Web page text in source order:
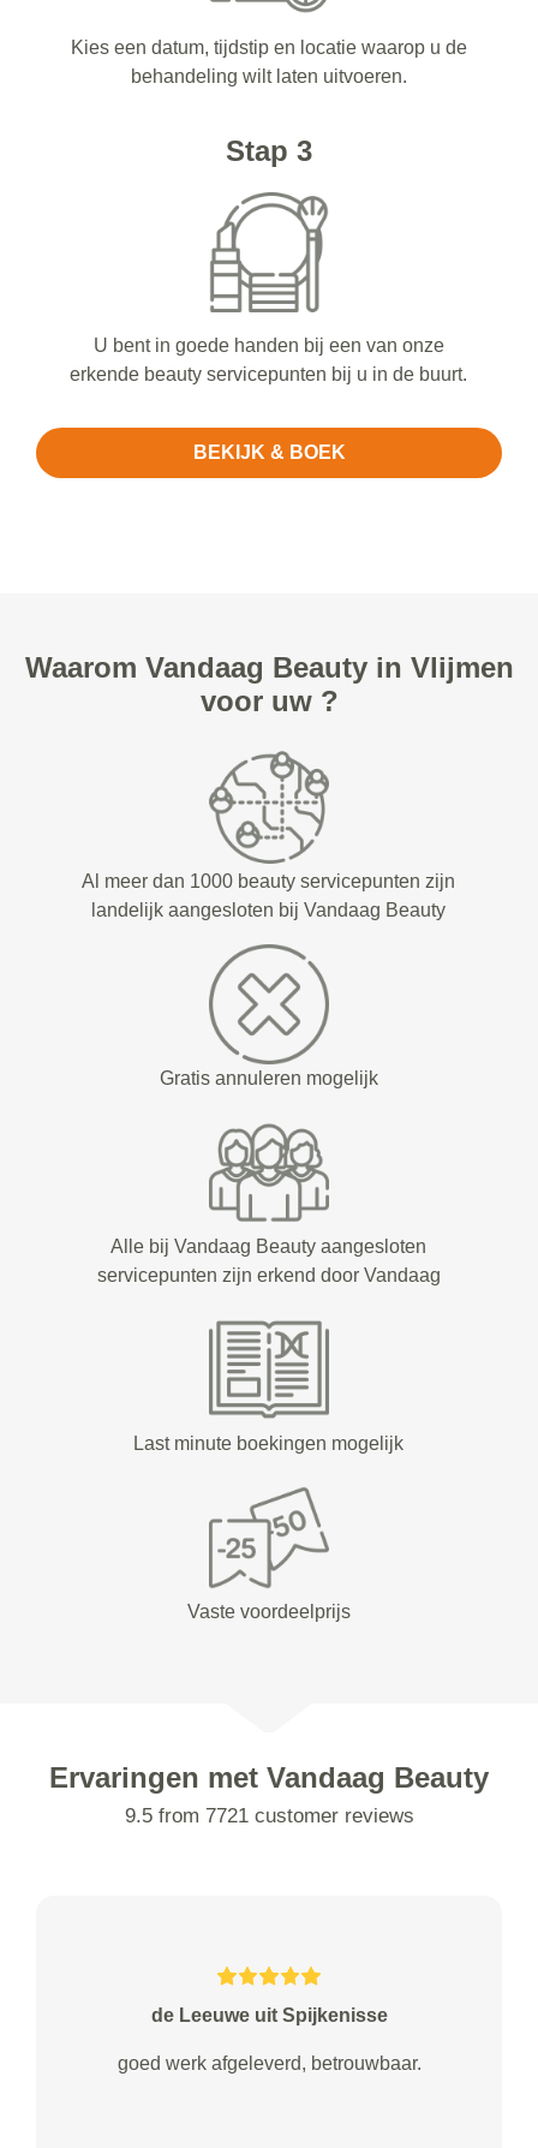
Kies een datum, tijdstip en locatie waarop u de
behandeling wilt laten uitvoeren.
Stap 3
U bent in goede handen bij een van onze
erkende beauty servicepunten bij u in de buurt.
BEKIJK & BOEK
Waarom Vandaag Beauty in Vlijmen
voor uw ?
Al meer dan 1000 beauty servicepunten zijn
landelijk aangesloten bij Vandaag Beauty
Gratis annuleren mogelijk
Alle bij Vandaag Beauty aangesloten
servicepunten zijn erkend door Vandaag
Last minute boekingen mogelijk
Vaste voordeelprijs
Ervaringen met Vandaag Beauty
9.5 from 7721 customer reviews
de Leeuwe uit Spijkenisse
goed werk afgeleverd, betrouwbaar.